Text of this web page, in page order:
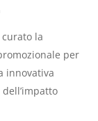
la
per
innovativa